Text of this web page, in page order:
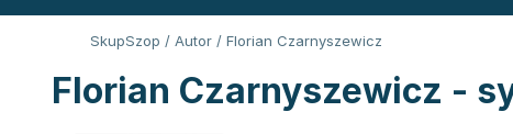
SkupSzop / Autor / Florian Czarnyszewicz
Florian Czarnyszewicz -